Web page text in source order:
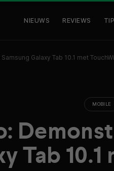
NIEUWS REVIEWS
Galaxy Tab 10.1 met
MOBILE
Tab